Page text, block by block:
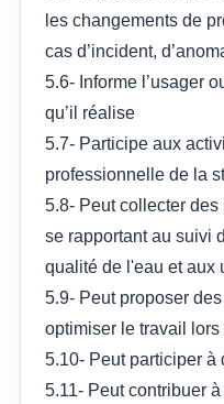
les changements de
cas d’incident,
5.6- Informe l’usager
qu’il réalise
5.7- Participe aux
professionnelle de la
5.8- Peut collecter
se rapportant au suivi
qualité de l'eau et aux
5.9- Peut proposer
optimiser le travail
5.10- Peut participer à
5.11- Peut contribuer à